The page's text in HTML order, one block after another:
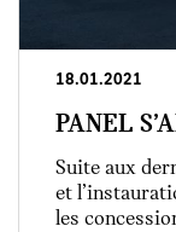
18.01.2021
PANEL
Suite aux
et
les